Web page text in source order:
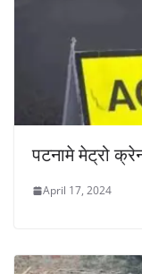
पटनामे मेट्रो
April 17, 2024